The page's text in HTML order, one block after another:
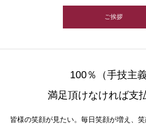
ご挨拶
100％（手技主義
満足頂けなければ支
皆様の笑顔が見たい。毎日笑顔が増え、